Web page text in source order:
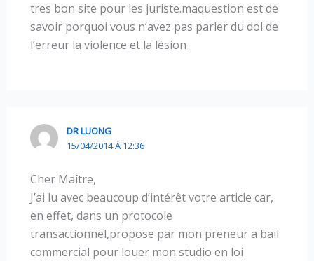
tres bon site pour les juriste.maquestion est de
savoir porquoi vous n’avez pas parler du dol de
l’erreur la violence et la lésion
DR LUONG
15/04/2014 À 12:36
Cher Maître,
J’ai lu avec beaucoup d’intérêt votre article car,
en effet, dans un protocole
transactionnel,propose par mon preneur a bail
commercial pour louer mon studio en loi